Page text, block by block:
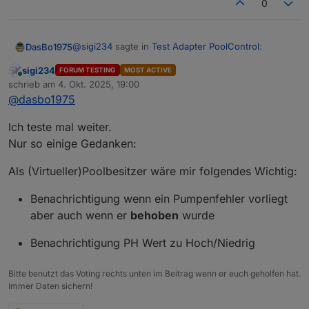
0
DasBo1975@sigi234 sagte in Test Adapter PoolControl:
@dasbo1975sagte in
ioBroker.poolcontrol – Version 0.1.1
veröffentlicht
startet eine Leistung angeben.
Ich habe da ein Blockly dafür:
blockly´s liegen. Das feuert viel schneller als eine
Messsteckdose.. Aber ich schreibe mir das mal auf,
eine Art Kulanzzeit. So würde die
stattfinden.
Online
sigi234 FORUM TESTING MOST ACTIVE
schrieb am 4. Okt. 2025, 19:00
zuletzt editiert von
@dasbo1975
Ich teste mal weiter.
Nur so einige Gedanken:
Als (Virtueller)Poolbesitzer wäre mir folgendes Wichtig:
Benachrichtigung wenn ein Pumpenfehler vorliegt
aber auch wenn er behoben wurde
Benachrichtigung PH Wert zu Hoch/Niedrig
Bitte benutzt das Voting rechts unten im Beitrag wenn er euch geholfen hat.
Immer Daten sichern!